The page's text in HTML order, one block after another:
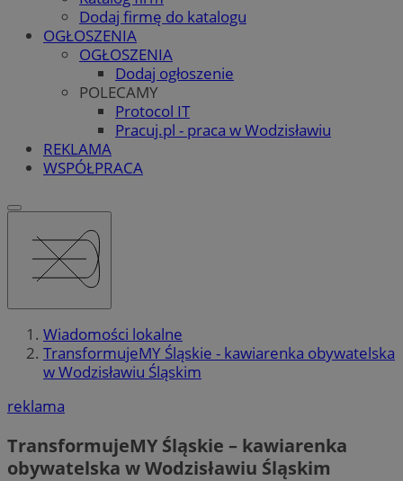
Dodaj firmę do katalogu
OGŁOSZENIA
OGŁOSZENIA
Dodaj ogłoszenie
POLECAMY
Protocol IT
Pracuj.pl - praca w Wodzisławiu
REKLAMA
WSPÓŁPRACA
Wiadomości lokalne
TransformujeMY Śląskie - kawiarenka obywatelska
w Wodzisławiu Śląskim
reklama
TransformujeMY Śląskie – kawiarenka
obywatelska w Wodzisławiu Śląskim